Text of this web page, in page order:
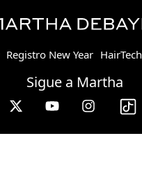
Registro New Year HairTech
Sigue a Martha